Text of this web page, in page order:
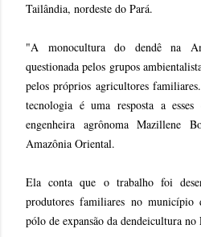
Tailândia, nordeste do Pará.
"A monocultura do dendê na
questionada pelos grupos
pelos próprios agricultores
tecnologia é uma resposta a esses
engenheira agrônoma Mazillene
Amazônia Oriental.
Ela conta que o trabalho foi
produtores familiares no município
pólo de expansão da dendeicultura no